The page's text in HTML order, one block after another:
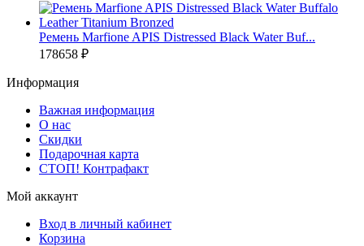
Ремень Marfione APIS Distressed Black Water Buf...
178658 ₽
Информация
Важная информация
О нас
Скидки
Подарочная карта
СТОП! Контрафакт
Мой аккаунт
Вход в личный кабинет
Корзина